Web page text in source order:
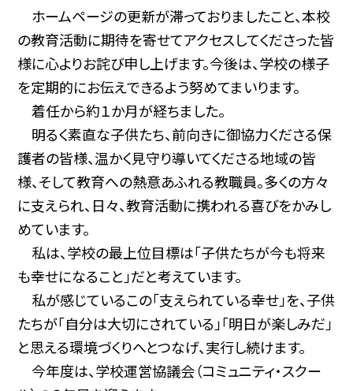
ホームページの更新が滞っておりましたこと、本校
の教育活動に期待を寄せてアクセスしてくださった皆
様に心よりお詫び申し上げます。今後は、学校の様子
を定期的にお伝えできるよう努めてまいります。
着任から約１か月が経ちました。
明るく素直な子供たち、前向きに御協力くださる保
護者の皆様、温かく見守り導いてくださる地域の皆
様、そして教育への熱意あふれる教職員。多くの方々
に支えられ、日々、教育活動に携われる喜びをかみし
めています。
私は、学校の最上位目標は「子供たちが今も将来
も幸せになること」だと考えています。
私が感じているこの「支えられている幸せ」を、子供
たちが「自分は大切にされている」「明日が楽しみだ」
と思える環境づくりへとつなげ、実行し続けます。
今年度は、学校運営協議会（コミュニティ・スクー